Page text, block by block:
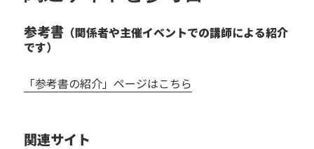
参考書 （関係者や主催イベントでの講師による紹介
です）
「参考書の紹介」ページはこちら
関連サイト